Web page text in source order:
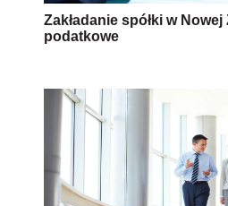
Zakładanie spółki w
podatkowe